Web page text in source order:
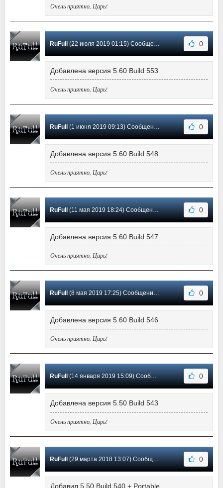
Очень приятно, Царь!
RuFull (22 июля 2019 01:15) Сообщение #36 0
Добавлена версия 5.60 Build 553
Очень приятно, Царь!
RuFull (1 июня 2019 09:13) Сообщение #35 0
Добавлена версия 5.60 Build 548
Очень приятно, Царь!
RuFull (11 мая 2019 18:24) Сообщение #34 0
Добавлена версия 5.60 Build 547
Очень приятно, Царь!
RuFull (8 мая 2019 17:25) Сообщение #33 0
Добавлена версия 5.60 Build 546
Очень приятно, Царь!
RuFull (14 января 2019 15:09) Сообщение #32 0
Добавлена версия 5.50 Build 543
Очень приятно, Царь!
RuFull (29 марта 2018 13:07) Сообщение #31 0
Добавил 5.50 Build 540 + Portable